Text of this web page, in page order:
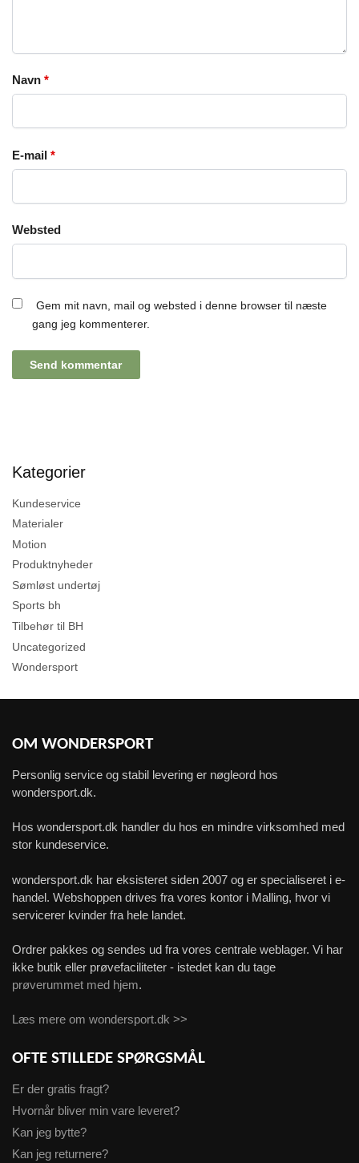
Navn *
E-mail *
Websted
Gem mit navn, mail og websted i denne browser til næste
gang jeg kommenterer.
Kategorier
Kundeservice
Materialer
Motion
Produktnyheder
Sømløst undertøj
Sports bh
Tilbehør til BH
Uncategorized
Wondersport
OM WONDERSPORT
Personlig service og stabil levering er nøgleord hos
wondersport.dk.
Hos wondersport.dk handler du hos en mindre virksomhed med
stor kundeservice.
wondersport.dk har eksisteret siden 2007 og er specialiseret i e-
handel. Webshoppen drives fra vores kontor i Malling, hvor vi
servicerer kvinder fra hele landet.
Ordrer pakkes og sendes ud fra vores centrale weblager. Vi har
ikke butik eller prøvefaciliteter - istedet kan du tage
prøverummet med hjem.
Læs mere om wondersport.dk >>
OFTE STILLEDE SPØRGSMÅL
Er der gratis fragt?
Hvornår bliver min vare leveret?
Kan jeg bytte?
Kan jeg returnere?